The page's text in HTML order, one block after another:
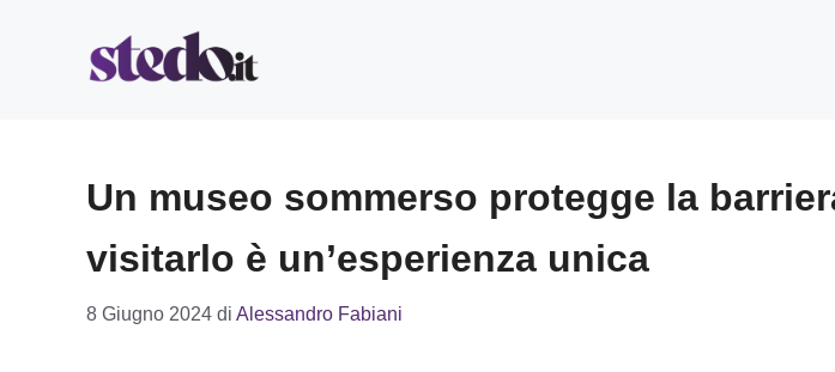
Un museo sommerso protegge la
visitarlo è un’esperienza unica
8 Giugno 2024 di Alessandro Fabiani